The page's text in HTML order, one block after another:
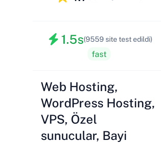
1.5s(9559 site test edildi)
fast
Web Hosting,
WordPress Hosting,
VPS, Özel
sunucular, Bayi